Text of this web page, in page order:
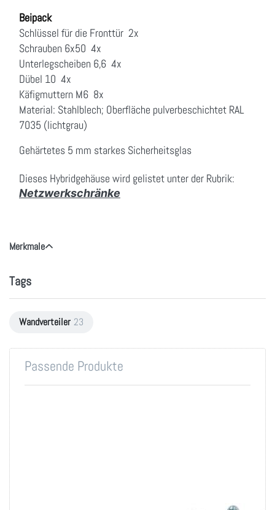
Beipack
Schlüssel für die Fronttür 2x
Schrauben 6x50 4x
Unterlegscheiben 6,6 4x
Dübel 10 4x
Käfigmuttern M6 8x
Material: Stahlblech; Oberfläche pulverbeschichtet RAL
7035 (lichtgrau)
Gehärtetes 5 mm starkes Sicherheitsglas
Dieses Hybridgehäuse wird gelistet unter der Rubrik:
Netzwerkschränke
Merkmale
Tags
Wandverteiler 23
Passende Produkte